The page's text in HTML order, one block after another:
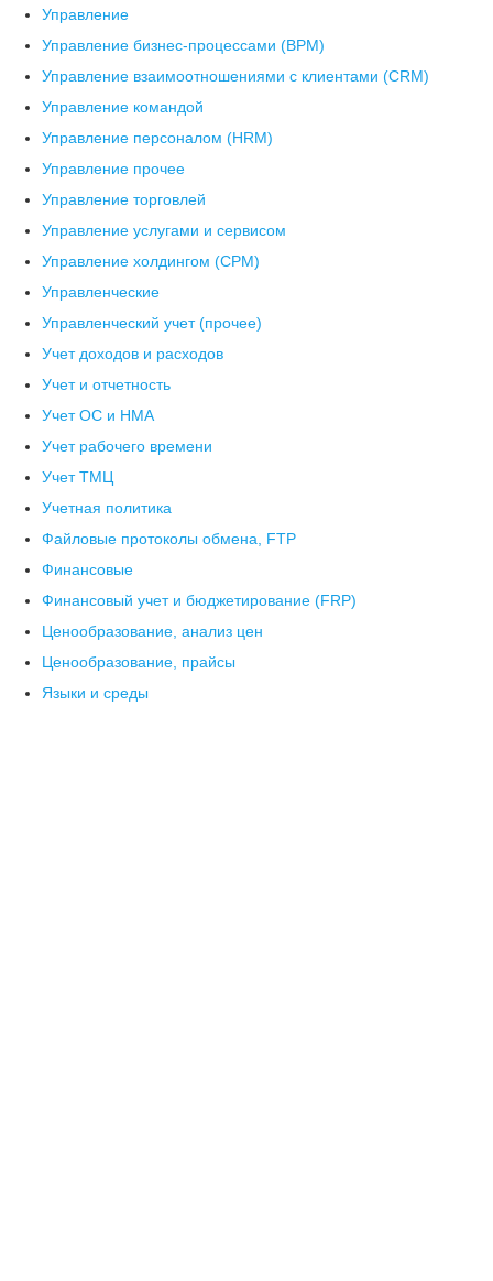
Управление
Управление бизнес-процессами (BPM)
Управление взаимоотношениями с клиентами (СRM)
Управление командой
Управление персоналом (HRM)
Управление прочее
Управление торговлей
Управление услугами и сервисом
Управление холдингом (CPM)
Управленческие
Управленческий учет (прочее)
Учет доходов и расходов
Учет и отчетность
Учет ОС и НМА
Учет рабочего времени
Учет ТМЦ
Учетная политика
Файловые протоколы обмена, FTP
Финансовые
Финансовый учет и бюджетирование (FRP)
Ценообразование, анализ цен
Ценообразование, прайсы
Языки и среды